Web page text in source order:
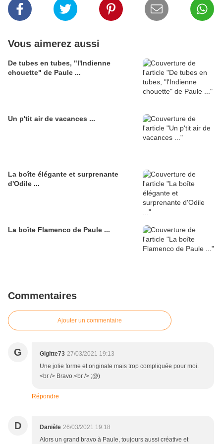
Vous aimerez aussi
De tubes en tubes, "l'Indienne
chouette" de Paule ...
Un p'tit air de vacances ...
La boîte élégante et surprenante
d'Odile ...
La boîte Flamenco de Paule ...
Commentaires
Ajouter un commentaire
G Gigitte73 27/03/2021 19:13
Une jolie forme et originale mais trop compliquée pour moi.
<br /> Bravo.<br /> ;@)
Répondre
D Danièle 26/03/2021 19:18
Alors un grand bravo à Paule, toujours aussi créative et